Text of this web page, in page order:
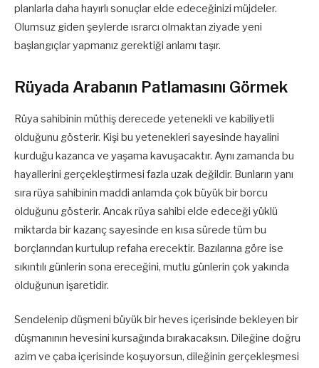
planlarla daha hayırlı sonuçlar elde edeceğinizi müjdeler.
Olumsuz giden şeylerde ısrarcı olmaktan ziyade yeni
başlangıçlar yapmanız gerektiği anlamı taşır.
Rüyada Arabanın Patlamasını Görmek
Rüya sahibinin müthiş derecede yetenekli ve kabiliyetli
olduğunu gösterir. Kişi bu yetenekleri sayesinde hayalini
kurduğu kazanca ve yaşama kavuşacaktır. Aynı zamanda bu
hayallerini gerçekleştirmesi fazla uzak değildir. Bunların yanı
sıra rüya sahibinin maddi anlamda çok büyük bir borcu
olduğunu gösterir. Ancak rüya sahibi elde edeceği yüklü
miktarda bir kazanç sayesinde en kısa sürede tüm bu
borçlarından kurtulup refaha erecektir. Bazılarına göre ise
sıkıntılı günlerin sona ereceğini, mutlu günlerin çok yakında
olduğunun işaretidir.
Sendelenip düşmeni büyük bir heves içerisinde bekleyen bir
düşmanının hevesini kursağında bırakacaksın. Dileğine doğru
azim ve çaba içerisinde koşuyorsun, dileğinin gerçekleşmesi